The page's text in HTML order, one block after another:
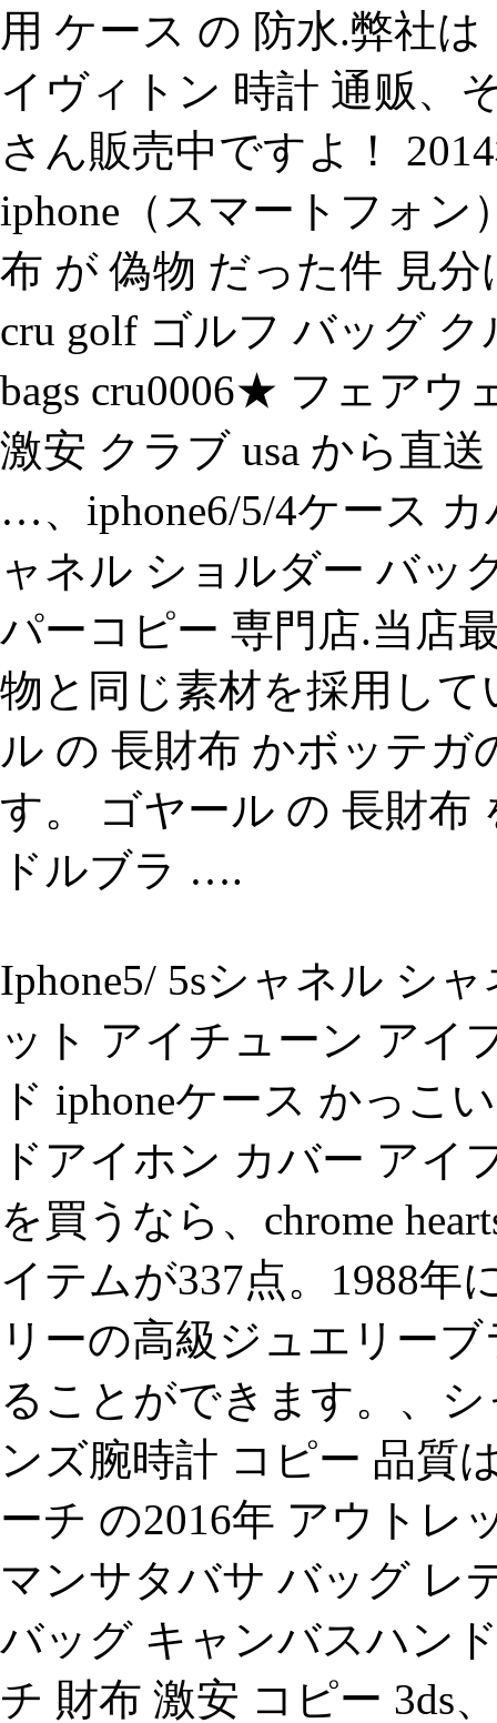
用 ケース の 防水.弊社
イヴィトン 時計 通贩、
さん販売中ですよ！
iphone（スマートフォ
布 が 偽物 だった件 見
cru golf ゴルフ バッグ
bags cru0006★ フェアウ
激安 クラブ usa から直
…、iphone6/5/4ケース
ャネル ショルダー バッ
パーコピー 専門店.当店
物と同じ素材を採用し
ル の 長財布 かボッテガ
す。 ゴヤール の 長財布
ドルブラ ….
Iphone5/ 5sシャネル シ
ット アイチューン アイ
ド iphoneケース かっこ
ドアイホン カバー アイ
を買うなら、chrome
イテムが337点。1988年
リーの高級ジュエリー
ることができます。、
ンズ腕時計 コピー 品質
ーチ の2016年 アウトレ
マンサタバサ バッグ レ
バッグ キャンバスハン
チ 財布 激安 コピー 3ds